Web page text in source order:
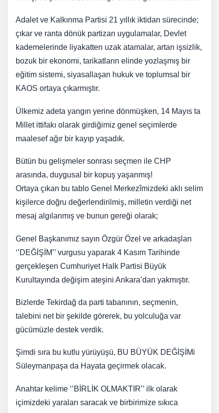
Adalet ve Kalkınma Partisi 21 yıllık iktidarı sürecinde;
​çıkar ve ranta dönük partizan uygulamalar, Devlet
kademelerinde liyakatten uzak atamalar, artan işsizlik,
bozuk bir ekonomi, tarikatların elinde yozlaşmış bir
eğitim sistemi, siyasallaşan hukuk ve toplumsal bir
KAOS ortaya çıkarmıştır.
Ülkemiz adeta yangın yerine dönmüşken, 14 Mayıs ta
Millet ittifakı olarak girdiğimiz genel seçimlerde
maalesef ağır bir kayıp yaşadık.
Bütün bu gelişmeler sonrası seçmen ile CHP
arasında, duygusal bir kopuş yaşanmış!
Ortaya çıkan bu tablo Genel Merkezîmizdeki aklı selim
kişilerce doğru değerlendirilmiş, milletin verdiği net
mesaj algılanmış ve bunun gereği olarak;
Genel Başkanımız sayın Özgür Özel ve arkadaşları
‘’DEĞİŞİM’’ vurgusu yaparak 4 Kasım Tarihinde
gerçekleşen Cumhuriyet Halk Partisi Büyük
Kurultayında değişim ateşini Ankara’dan yakmıştır.
​Bizlerde Tekirdağ da parti tabanının, seçmenin,
talebini net bir şekilde görerek, bu yolculuğa var
gücümüzle destek verdik.
​Şimdi sıra bu kutlu yürüyüşü, BU BÜYÜK DEĞİŞİMi
Süleymanpaşa da Hayata geçirmek olacak.
Anahtar kelime ‘’BİRLİK OLMAKTIR’’ ilk olarak
içimizdeki yaraları saracak ve birbirimize sıkıca